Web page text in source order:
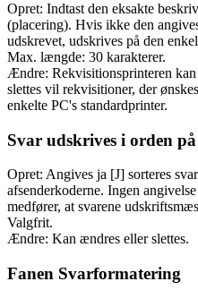
Opret: Indtast den eksakte
(placering). Hvis ikke den
udskrevet, udskrives på den
Max. længde: 30 karakterer.
Ændre: Rekvisitionsprinteren
slettes vil rekvisitioner, der
enkelte PC's standardprinter.
Svar udskrives i orden
Opret: Angives ja [J] sorteres
afsenderkoderne. Ingen
medfører, at svarene
Valgfrit.
Ændre: Kan ændres eller slettes.
Fanen Svarformatering